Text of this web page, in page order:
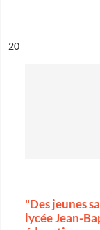
n°
20
"Des jeunes
lycée Jean-